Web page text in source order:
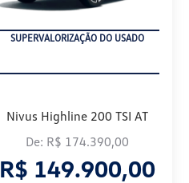
SUPERVALORIZAÇÃO DO USADO
Nivus Highline 200 TSI AT
De: R$ 174.390,00
R$ 149.900,00